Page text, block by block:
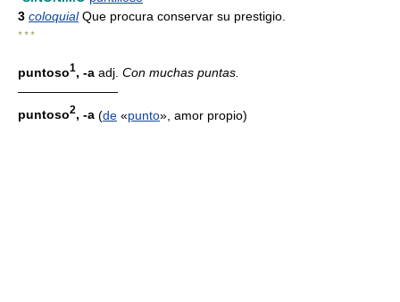
3 coloquialQue procura conservar su prestigio.
* * *
puntoso1, -a adj. Con muchas puntas.
————————
puntoso2, -a (de «punto», amor propio)